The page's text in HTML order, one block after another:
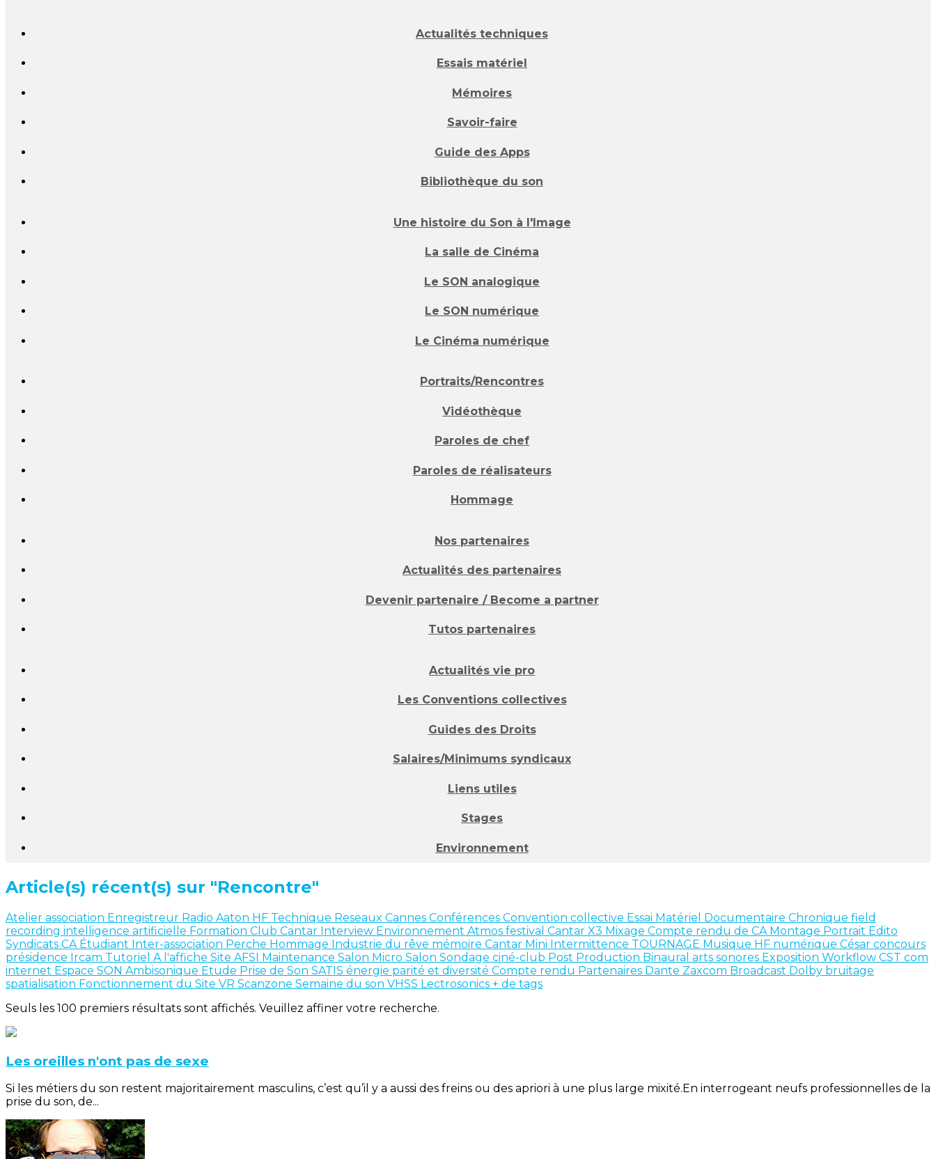
Actualités techniques
Essais matériel
Mémoires
Savoir-faire
Guide des Apps
Bibliothèque du son
Une histoire du Son à l'Image
La salle de Cinéma
Le SON analogique
Le SON numérique
Le Cinéma numérique
Portraits/Rencontres
Vidéothèque
Paroles de chef
Paroles de réalisateurs
Hommage
Nos partenaires
Actualités des partenaires
Devenir partenaire / Become a partner
Tutos partenaires
Actualités vie pro
Les Conventions collectives
Guides des Droits
Salaires/Minimums syndicaux
Liens utiles
Stages
Environnement
Article(s) récent(s) sur "Rencontre"
Atelier association Enregistreur Radio Aaton HF Technique Reseaux Cannes Conférences Convention collective Essai Matériel Documentaire Chronique field
recording intelligence artificielle Formation Club Cantar Interview Environnement Atmos festival Cantar X3 Mixage Compte rendu de CA Montage Portrait Edito
Syndicats CA Étudiant Inter-association Perche Hommage Industrie du rêve mémoire Cantar Mini Intermittence TOURNAGE Musique HF numérique César concours
présidence Ircam Tutoriel A l'affiche Site AFSI Maintenance Salon Micro Salon Sondage ciné-club Post Production Binaural arts sonores Exposition Workflow CST com
internet Espace SON Ambisonique Etude Prise de Son SATIS énergie parité et diversité Compte rendu Partenaires Dante Zaxcom Broadcast Dolby bruitage
spatialisation Fonctionnement du Site VR Scanzone Semaine du son VHSS Lectrosonics + de tags
Seuls les 100 premiers résultats sont affichés. Veuillez affiner votre recherche.
Les oreilles n'ont pas de sexe
Si les métiers du son restent majoritairement masculins, c’est qu’il y a aussi des freins ou des apriori à une plus large mixité.En interrogeant neufs professionnelles de la
prise du son, de...